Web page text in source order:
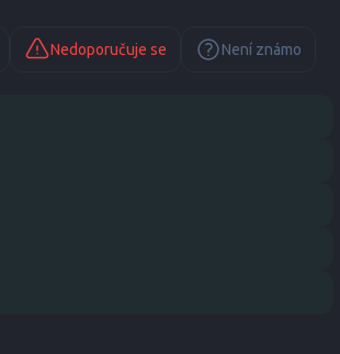
Nedoporučuje se
Není známo